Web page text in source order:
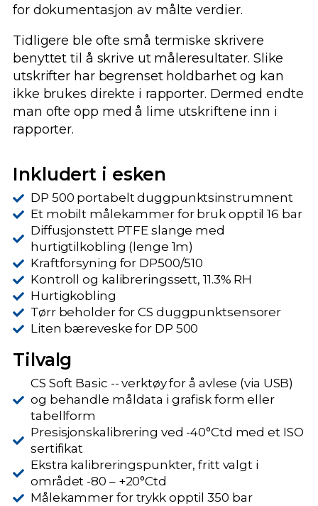
for dokumentasjon av målte verdier.
Tidligere ble ofte små termiske skrivere
benyttet til å skrive ut måleresultater. Slike
utskrifter har begrenset holdbarhet og kan
ikke brukes direkte i rapporter. Dermed endte
man ofte opp med å lime utskriftene inn i
rapporter.
Inkludert i esken
DP 500 portabelt duggpunktsinstrumnent
Et mobilt målekammer for bruk opptil 16 bar
Diffusjonstett PTFE slange med
hurtigtilkobling (lenge 1m)
Kraftforsyning for DP500/510
Kontroll og kalibreringssett, 11.3% RH
Hurtigkobling
Tørr beholder for CS duggpunktsensorer
Liten bæreveske for DP 500
Tilvalg
CS Soft Basic -- verktøy for å avlese (via USB)
og behandle måldata i grafisk form eller
tabellform
Presisjonskalibrering ved -40°Ctd med et ISO
sertifikat
Ekstra kalibreringspunkter, fritt valgt i
området -80 – +20°Ctd
Målekammer for trykk opptil 350 bar